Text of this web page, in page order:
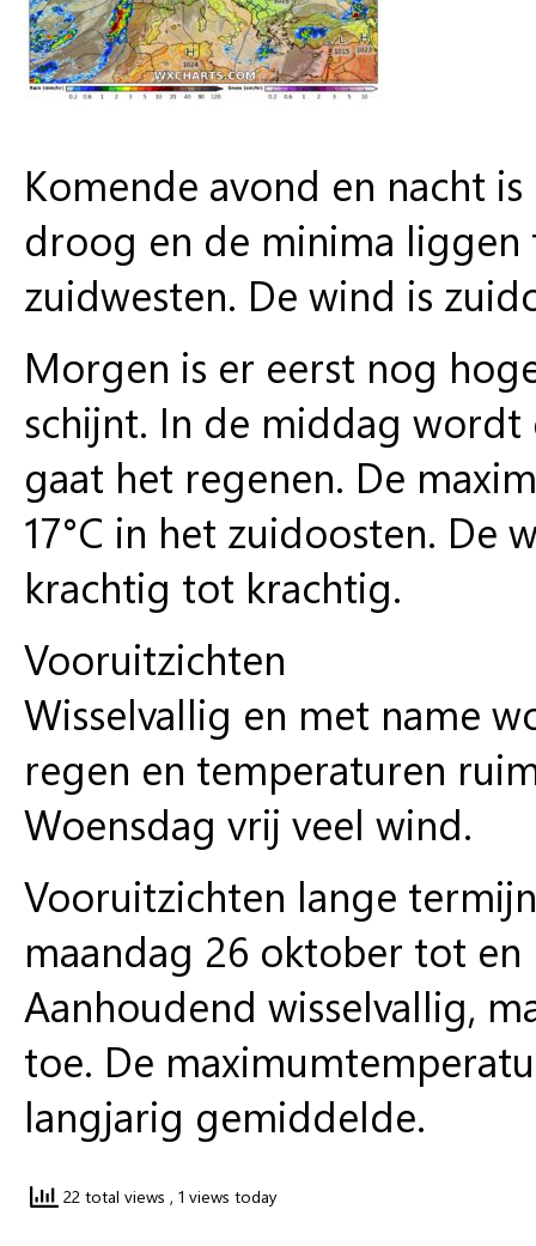
Komende avond en nacht
droog en de minima liggen
zuidwesten. De wind is
Morgen is er eerst nog
schijnt. In de middag
gaat het regenen. De
17°C in het zuidoosten. De
krachtig tot krachtig.
Vooruitzichten
Wisselvallig en met name
regen en temperaturen
Woensdag vrij veel wind.
Vooruitzichten lange termijn
maandag 26 oktober tot
Aanhoudend wisselvallig,
toe. De
langjarig gemiddelde.
22 total views , 1 views today